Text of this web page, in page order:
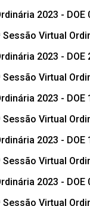
2023 - DOE
Virtual
2023 - DOE
Virtual
2023 - DOE
Virtual
2023 - DOE
Virtual
2023 - DOE
Virtual